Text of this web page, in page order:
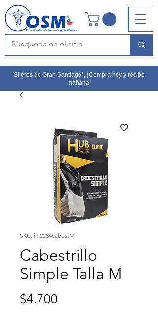
Si eres de Gran Santiago*, ¡Compra hoy y recibe
mañana!
SKU: im2284cabestM
Cabestrillo
Simple Talla M
$4.700